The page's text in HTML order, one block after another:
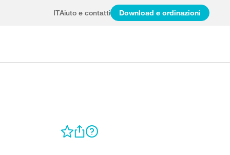
ITAiuto e contatti Download e ordinazioni